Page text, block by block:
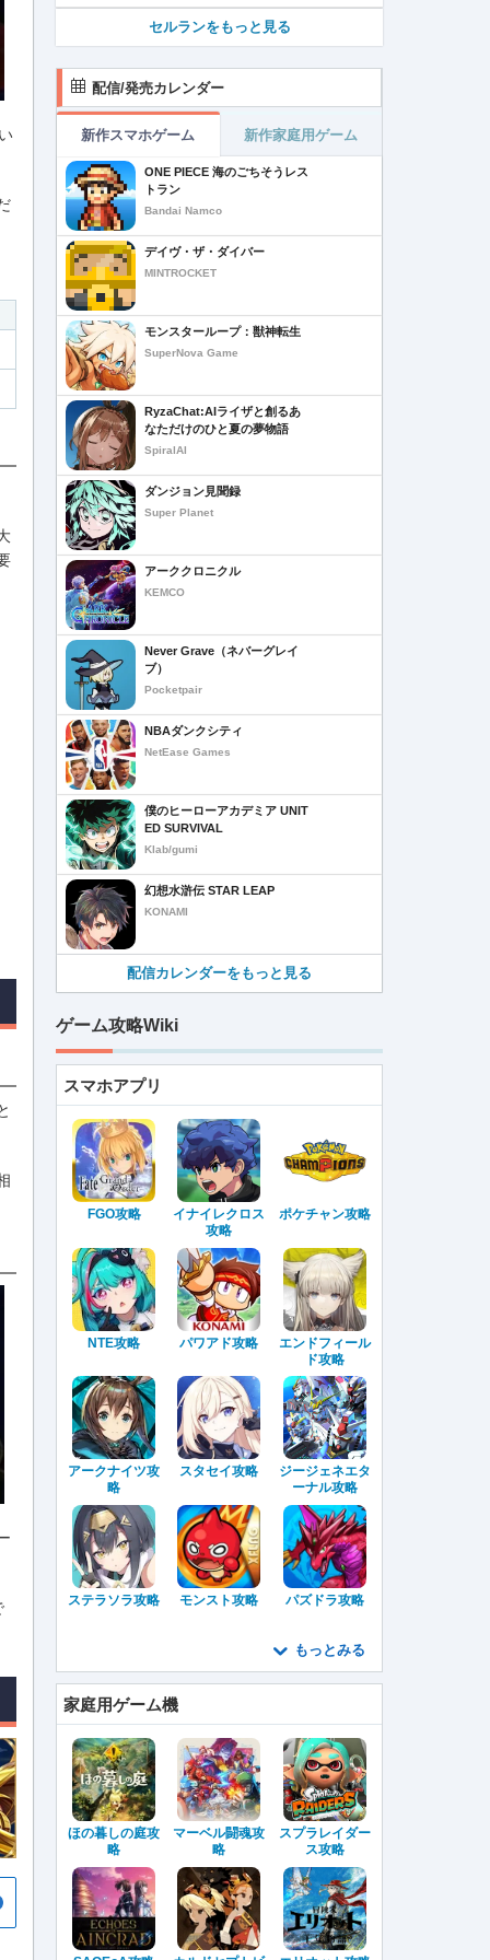
セルランをもっと見る
配信/発売カレンダー
新作スマホゲーム 新作家庭用ゲーム
ONE PIECE 海のごちそうレス
トラン
Bandai Namco
デイヴ・ザ・ダイバー
MINTROCKET
モンスターループ：獣神転生
SuperNova Game
RyzaChat:AIライザと創るあ
なただけのひと夏の夢物語
SpiralAI
ダンジョン見聞録
Super Planet
アーククロニクル
KEMCO
Never Grave（ネバーグレイ
ブ）
Pocketpair
NBAダンクシティ
NetEase Games
僕のヒーローアカデミア UNIT
ED SURVIVAL
Klab/gumi
幻想水滸伝 STAR LEAP
KONAMI
配信カレンダーをもっと見る
ゲーム攻略Wiki
スマホアプリ
FGO攻略
イナイレクロス
攻略
ポケチャン攻略
NTE攻略 パワアド攻略
エンドフィール
ド攻略
アークナイツ攻
略
スタセイ攻略
ジージェネエタ
ーナル攻略
ステラソラ攻略 モンスト攻略 パズドラ攻略
もっとみる
家庭用ゲーム機
ほの暮しの庭攻
略
マーベル闘魂攻
略
スプラレイダー
ス攻略